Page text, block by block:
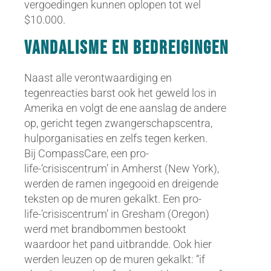
vergoedingen kunnen oplopen tot wel
$10.000.
Vandalisme en bedreigingen
Naast alle verontwaardiging en
tegenreacties barst ook het geweld los in
Amerika en volgt de ene aanslag de andere
op, gericht tegen zwangerschapscentra,
hulporganisaties en zelfs tegen kerken.
Bij CompassCare, een pro-
life-‘crisiscentrum’ in Amherst (New York),
werden de ramen ingegooid en dreigende
teksten op de muren gekalkt. Een pro-
life-‘crisiscentrum’ in Gresham (Oregon)
werd met brandbommen bestookt
waardoor het pand uitbrandde. Ook hier
werden leuzen op de muren gekalkt: “if